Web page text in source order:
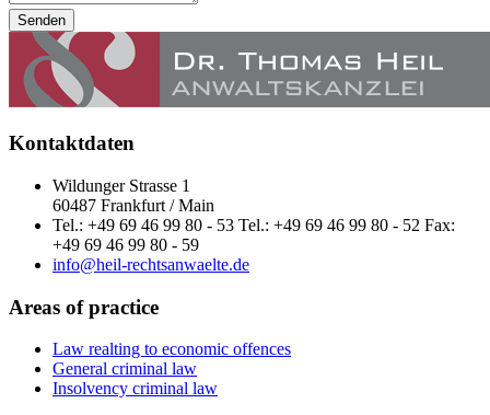
Senden
Kontaktdaten
Wildunger Strasse 1
60487 Frankfurt / Main
Tel.: +49 69 46 99 80 - 53 Tel.: +49 69 46 99 80 - 52 Fax:
+49 69 46 99 80 - 59
info@heil-rechtsanwaelte.de
Areas of practice
Law realting to economic offences
General criminal law
Insolvency criminal law